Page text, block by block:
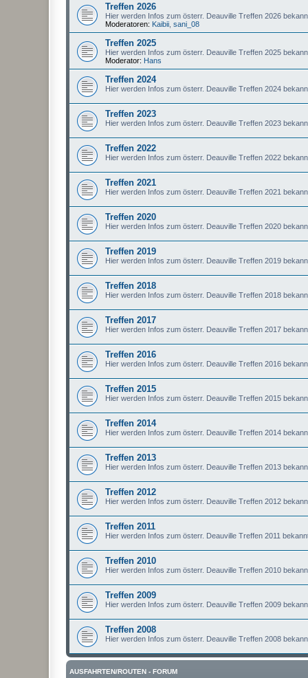
Treffen 2026
Hier werden Infos zum österr. Deauville Treffen 2026
Moderatoren: Kaibii sani_08
Treffen 2025
Hier werden Infos zum österr. Deauville Treffen 2025
Moderator: Hans
Treffen 2024
Hier werden Infos zum österr. Deauville Treffen 2024
Treffen 2023
Hier werden Infos zum österr. Deauville Treffen 2023
Treffen 2022
Hier werden Infos zum österr. Deauville Treffen 2022
Treffen 2021
Hier werden Infos zum österr. Deauville Treffen 2021
Treffen 2020
Hier werden Infos zum österr. Deauville Treffen 2020
Treffen 2019
Hier werden Infos zum österr. Deauville Treffen 2019
Treffen 2018
Hier werden Infos zum österr. Deauville Treffen 2018
Treffen 2017
Hier werden Infos zum österr. Deauville Treffen 2017
Treffen 2016
Hier werden Infos zum österr. Deauville Treffen 2016
Treffen 2015
Hier werden Infos zum österr. Deauville Treffen 2015
Treffen 2014
Hier werden Infos zum österr. Deauville Treffen 2014
Treffen 2013
Hier werden Infos zum österr. Deauville Treffen 2013
Treffen 2012
Hier werden Infos zum österr. Deauville Treffen 2012
Treffen 2011
Hier werden Infos zum österr. Deauville Treffen 2011
Treffen 2010
Hier werden Infos zum österr. Deauville Treffen 2010
Treffen 2009
Hier werden Infos zum österr. Deauville Treffen 2009
Treffen 2008
Hier werden Infos zum österr. Deauville Treffen 2008
AUSFAHRTEN/ROUTEN - FORUM